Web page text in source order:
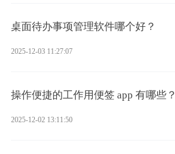
桌面待办事项管理软件哪个好？
2025-12-03 11:27:07
操作便捷的工作用便签 app 有哪些？
2025-12-02 13:11:50